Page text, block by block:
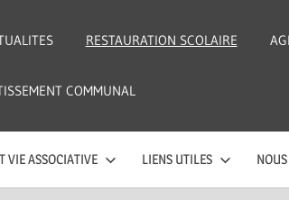
RESTAURATION SCOLAIRE
COMMUNAL
VIE ASSOCIATIVE LIENS UTILES